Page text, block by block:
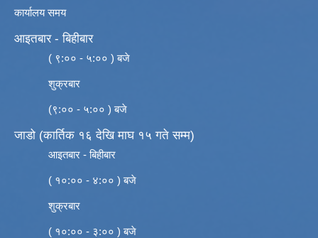
कार्यालय समय
आइतबार - बिहीबार
( ९:०० - ५:०० ) बजे
शुक्रबार
(९:०० - ५:०० ) बजे
जाडो (कार्तिक १६ देखि माघ १५ गते सम्म)
आइतबार - बिहीबार
( १०:०० - ४:०० ) बजे
शुक्रबार
( १०:०० - ३:०० ) बजे